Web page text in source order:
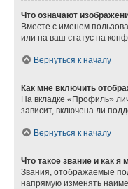
Что означают
Вместе с именем
или на ваш статус на
Вернуться к началу
Как мне включить
На вкладке «Профиль»
зависит, включена ли
Вернуться к началу
Что такое звание и как я
Звания, отображаемые
напрямую изменять